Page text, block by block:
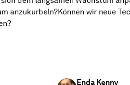
anzukurbeln?Können wir neue
Enda Kenny